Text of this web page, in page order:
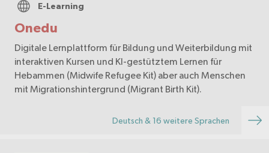
Onedu
E-Learning
Digitale Lernplattform für Bildung und Weiterbildung mit
interaktiven Kursen und KI-gestütztem Lernen für
Hebammen (Midwife Refugee Kit) aber auch Menschen
mit Migrationshintergrund (Migrant Birth Kit).
Deutsch & 16 weitere Sprachen